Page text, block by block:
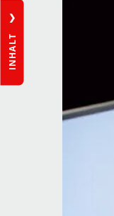
INHALT